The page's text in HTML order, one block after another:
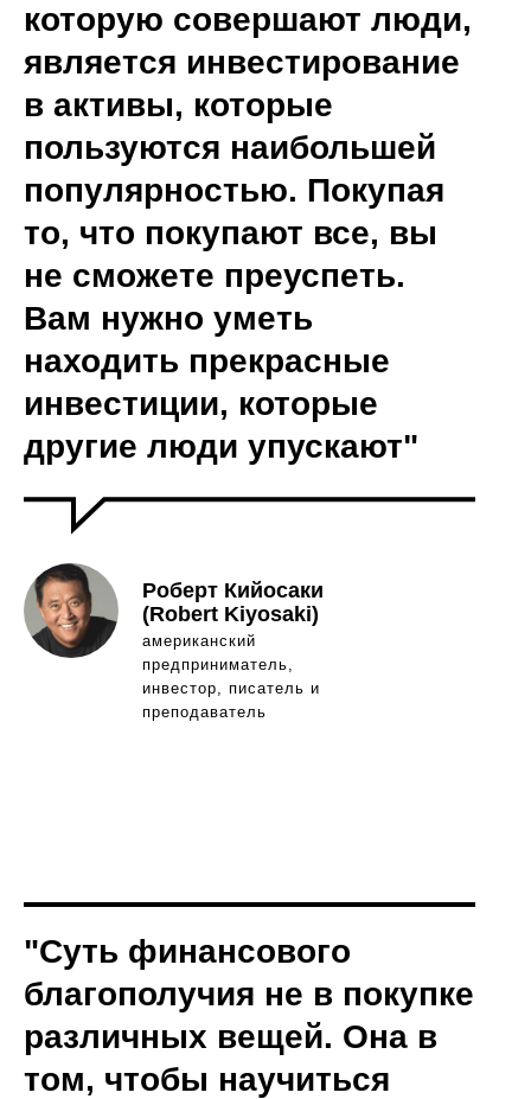
которую совершают люди,
является инвестирование
в активы, которые
пользуются наибольшей
популярностью. Покупая
то, что покупают все, вы
не сможете преуспеть.
Вам нужно уметь
находить прекрасные
инвестиции, которые
другие люди упускают"
Роберт Кийосаки
(Robert Kiyosaki)
американский
предприниматель,
инвестор, писатель и
преподаватель
"Суть финансового
благополучия не в покупке
различных вещей. Она в
том, чтобы научиться